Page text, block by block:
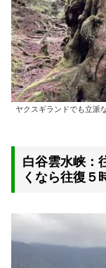
ヤクスギランドでも立派
白谷雲水峡：
くなら往復５